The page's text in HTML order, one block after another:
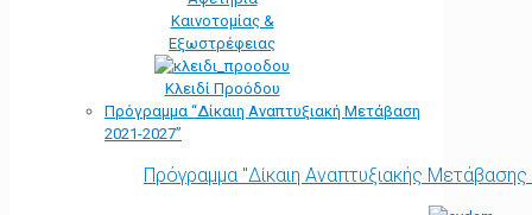
Kαινοτομίας &
Εξωστρέφειας
Κλειδί Προόδου
Πρόγραμμα “Δίκαιη Αναπτυξιακή Μετάβαση
2021-2027”
Πρόγραμμα "Δίκαιη Αναπτυξιακής